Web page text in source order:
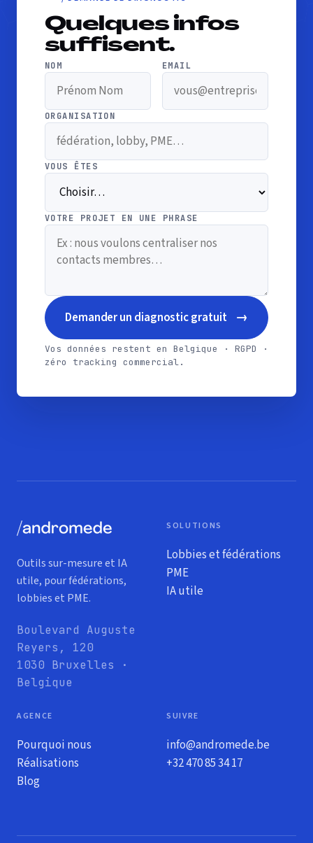
Quelques infos
suffisent.
NOM EMAIL
ORGANISATION
VOUS ÊTES
VOTRE PROJET EN UNE PHRASE
Demander un diagnostic gratuit →
Vos données restent en Belgique · RGPD ·
zéro tracking commercial.
Outils sur-mesure et IA
utile, pour fédérations,
lobbies et PME.
Boulevard Auguste
Reyers, 120
1030 Bruxelles ·
Belgique
SOLUTIONS
Lobbies et fédérations
PME
IA utile
AGENCE
Pourquoi nous
Réalisations
Blog
SUIVRE
info@andromede.be
+32 470 85 34 17